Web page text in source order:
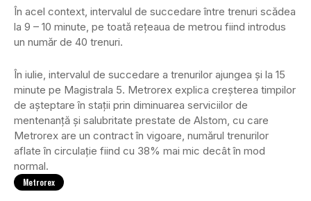
În acel context, intervalul de succedare între trenuri scădea
la 9 – 10 minute, pe toată reţeaua de metrou fiind introdus
un număr de 40 trenuri.
În iulie, intervalul de succedare a trenurilor ajungea și la 15
minute pe Magistrala 5. Metrorex explica creşterea timpilor
de aşteptare în staţii prin diminuarea serviciilor de
mentenanţă şi salubritate prestate de Alstom, cu care
Metrorex are un contract în vigoare, numărul trenurilor
aflate în circulaţie fiind cu 38% mai mic decât în mod
normal.
Metrorex